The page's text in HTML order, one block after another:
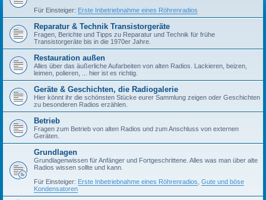
Für Einsteiger: Erste Inbetriebnahme eines Röhrenradios
Reparatur & Technik Transistorgeräte
Fragen, Berichte und Tipps zu Reparatur und Technik für frühe
Transistorgeräte bis in die 1970er Jahre.
Restauration außen
Alles über das äußerliche Aufarbeiten von alten Radios. Lackieren, beizen,
leimen, polieren, ... hier ist es richtig.
Geräte & Geschichten, die Radiogalerie
Hier könnt ihr die schönsten Stücke eurer Sammlung zeigen oder Geschichten
zu besonderen Radios erzählen.
Betrieb
Fragen zum Betrieb von alten Radios und zum Anschluss von externen
Geräten.
Grundlagen
Grundlagenwissen für Anfänger und Fortgeschrittene. Alles was man über alte
Radios wissen sollte und kann.
Für Einsteiger: Erste Inbetriebnahme eines Röhrenradios Gute und böse
Kondensatoren